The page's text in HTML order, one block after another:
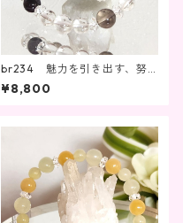
br234 魅力を引き出す、努
力を成功へ導く
¥8,800